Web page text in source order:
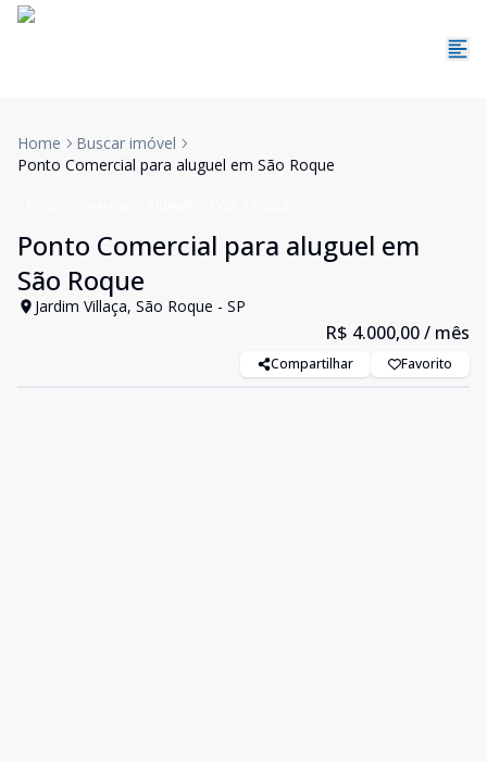
Home
Buscar imóvel
Ponto Comercial para aluguel em São Roque
Ponto Comercial para aluguel em
São Roque
Jardim Villaça, São Roque - SP
R$ 4.000,00/ mês
Compartilhar Favorito